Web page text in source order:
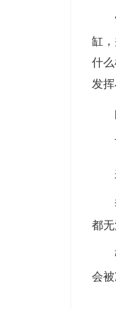
“
缸
什
发
问
可
来
李
都无
张
会